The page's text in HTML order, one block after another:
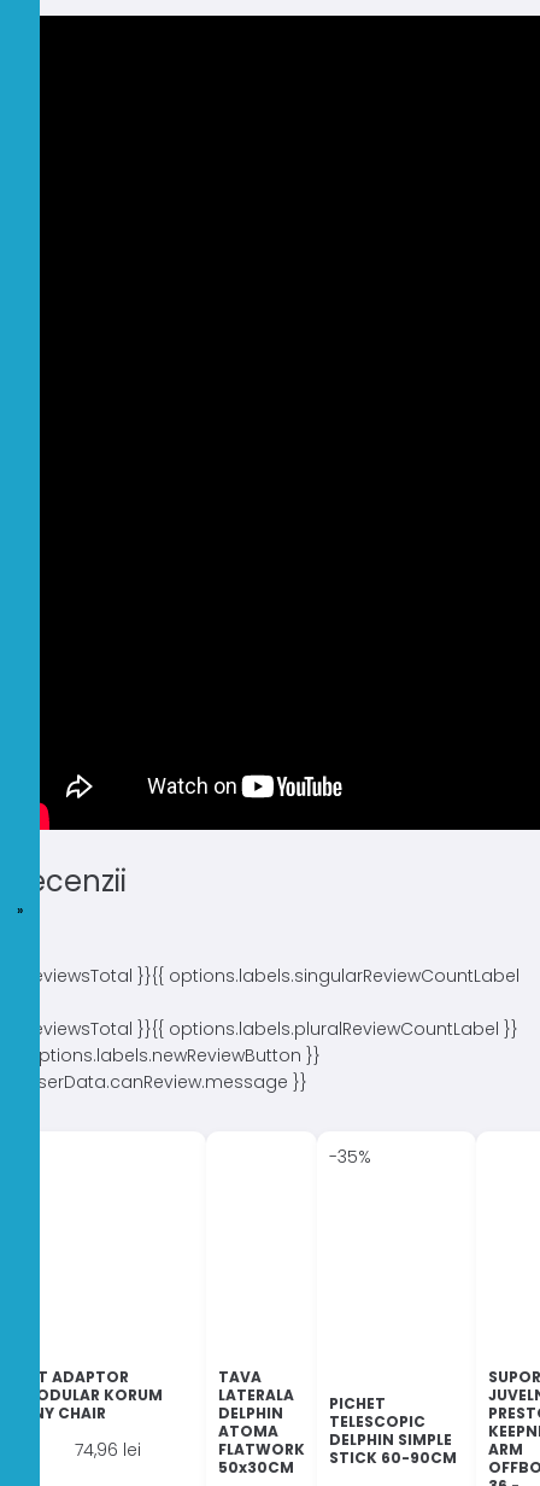
Recenzii
{{ reviewsTotal }}{{ options.labels.singularReviewCountLabel
{{ reviewsTotal }}{{ options.labels.pluralReviewCountLabel }}
{{ options.labels.newReviewButton }}
{{ userData.canReview.message }}
KIT ADAPTOR
MODULAR KORUM
ANY CHAIR
74,96 lei
TAVA
LATERALA
DELPHIN
ATOMA
FLATWORK
50x30CM
-35%
PICHET
TELESCOPIC
DELPHIN SIMPLE
STICK 60-90CM
ARM